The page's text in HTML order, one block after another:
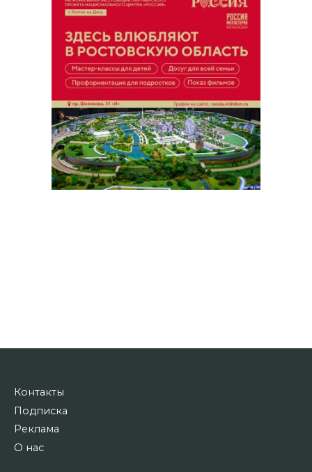
Контакты
Подписка
Реклама
О нас